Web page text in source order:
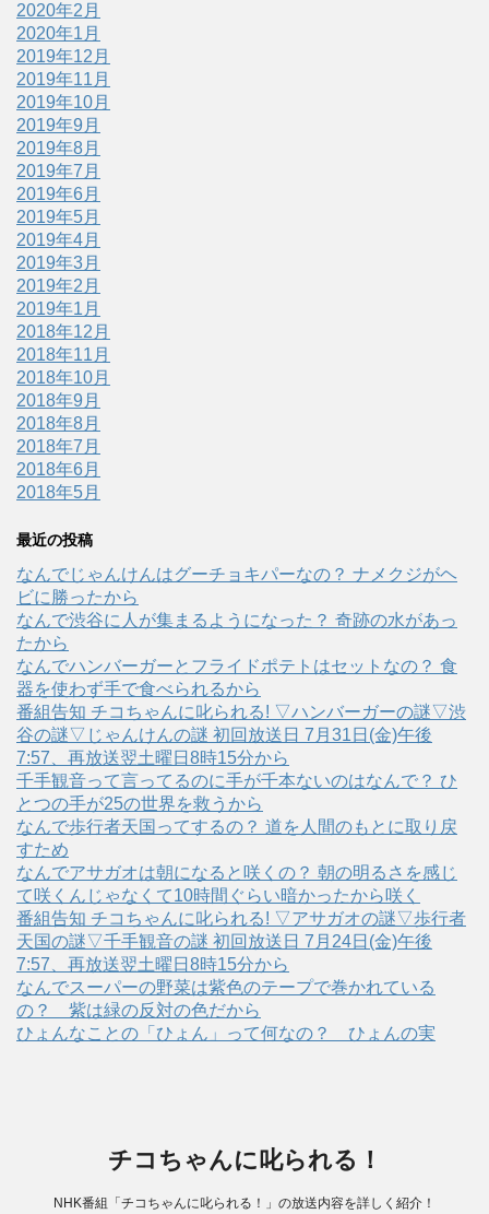
2020年2月
2020年1月
2019年12月
2019年11月
2019年10月
2019年9月
2019年8月
2019年7月
2019年6月
2019年5月
2019年4月
2019年3月
2019年2月
2019年1月
2018年12月
2018年11月
2018年10月
2018年9月
2018年8月
2018年7月
2018年6月
2018年5月
最近の投稿
なんでじゃんけんはグーチョキパーなの？ ナメクジがヘ
ビに勝ったから
なんで渋谷に人が集まるようになった？ 奇跡の水があっ
たから
なんでハンバーガーとフライドポテトはセットなの？ 食
器を使わず手で食べられるから
番組告知 チコちゃんに叱られる! ▽ハンバーガーの謎▽渋
谷の謎▽じゃんけんの謎 初回放送日 7月31日(金)午後
7:57、再放送翌土曜日8時15分から
千手観音って言ってるのに手が千本ないのはなんで？ ひ
とつの手が25の世界を救うから
なんで歩行者天国ってするの？ 道を人間のもとに取り戻
すため
なんでアサガオは朝になると咲くの？ 朝の明るさを感じ
て咲くんじゃなくて10時間ぐらい暗かったから咲く
番組告知 チコちゃんに叱られる! ▽アサガオの謎▽歩行者
天国の謎▽千手観音の謎 初回放送日 7月24日(金)午後
7:57、再放送翌土曜日8時15分から
なんでスーパーの野菜は紫色のテープで巻かれている
の？ 紫は緑の反対の色だから
ひょんなことの「ひょん」って何なの？ ひょんの実
チコちゃんに叱られる！
NHK番組「チコちゃんに叱られる！」の放送内容を詳しく紹介！